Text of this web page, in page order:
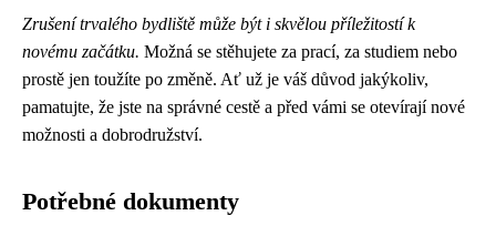
Zrušení trvalého bydliště může být i skvělou příležitostí k
novému začátku. Možná se stěhujete za prací, za studiem nebo
prostě jen toužíte po změně. Ať už je váš důvod jakýkoliv,
pamatujte, že jste na správné cestě a před vámi se otevírají nové
možnosti a dobrodružství.
Potřebné dokumenty